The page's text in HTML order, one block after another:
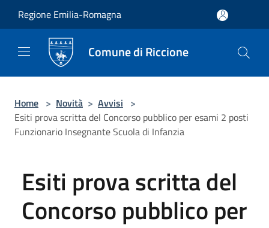
Regione Emilia-Romagna
Comune di Riccione
Home > Novità > Avvisi >
Esiti prova scritta del Concorso pubblico per esami 2 posti
Funzionario Insegnante Scuola di Infanzia
Esiti prova scritta del
Concorso pubblico per